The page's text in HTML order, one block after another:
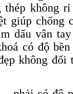
thép không
giúp chống
dấu vân
có độ bền
không đổi